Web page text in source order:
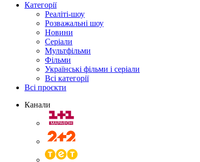
Категорії
Реаліті-шоу
Розважальні шоу
Новини
Серіали
Мультфільми
Фільми
Українські фільми і серіали
Всі категорії
Всі проєкти
Канали